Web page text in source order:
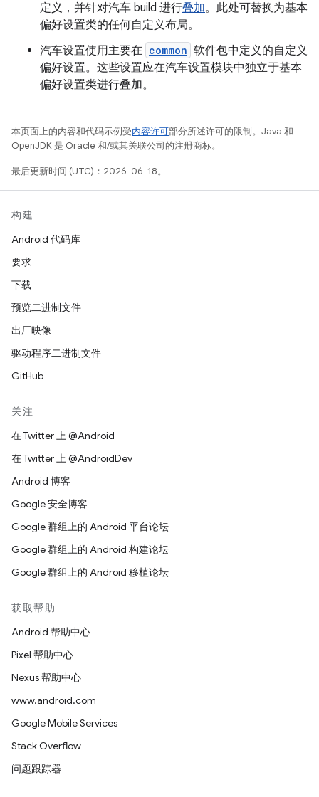
定义，并针对汽车 build 进行叠加。此处可替换为基本
偏好设置类的任何自定义布局。
汽车设置使用主要在 common 软件包中定义的自定义
偏好设置。这些设置应在汽车设置模块中独立于基本
偏好设置类进行叠加。
本页面上的内容和代码示例受内容许可部分所述许可的限制。Java 和
OpenJDK 是 Oracle 和/或其关联公司的注册商标。
最后更新时间 (UTC)：2026-06-18。
构建
Android 代码库
要求
下载
预览二进制文件
出厂映像
驱动程序二进制文件
GitHub
关注
在 Twitter 上 @Android
在 Twitter 上 @AndroidDev
Android 博客
Google 安全博客
Google 群组上的 Android 平台论坛
Google 群组上的 Android 构建论坛
Google 群组上的 Android 移植论坛
获取帮助
Android 帮助中心
Pixel 帮助中心
Nexus 帮助中心
www.android.com
Google Mobile Services
Stack Overflow
问题跟踪器